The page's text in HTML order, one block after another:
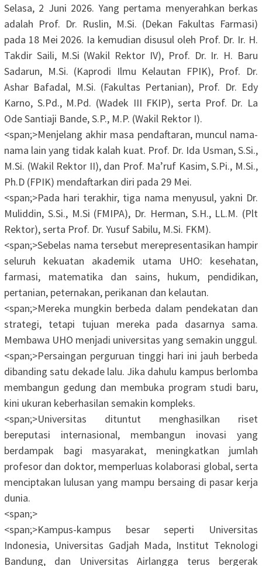
Selasa, 2 Juni 2026. Yang pertama menyerahkan berkas
adalah Prof. Dr. Ruslin, M.Si. (Dekan Fakultas Farmasi)
pada 18 Mei 2026. Ia kemudian disusul oleh Prof. Dr. Ir. H.
Takdir Saili, M.Si (Wakil Rektor IV), Prof. Dr. Ir. H. Baru
Sadarun, M.Si. (Kaprodi Ilmu Kelautan FPIK), Prof. Dr.
Ashar Bafadal, M.Si. (Fakultas Pertanian), Prof. Dr. Edy
Karno, S.Pd., M.Pd. (Wadek III FKIP), serta Prof. Dr. La
Ode Santiaji Bande, S.P., M.P. (Wakil Rektor I).
<span;>‎Menjelang akhir masa pendaftaran, muncul nama-
nama lain yang tidak kalah kuat. Prof. Dr. Ida Usman, S.Si.,
M.Si. (Wakil Rektor II), dan Prof. Ma’ruf Kasim, S.Pi., M.Si.,
Ph.D (FPIK) mendaftarkan diri pada 29 Mei.
<span;>‎Pada hari terakhir, tiga nama menyusul, yakni Dr.
Muliddin, S.Si., M.Si (FMIPA), Dr. Herman, S.H., LL.M. (Plt
Rektor), serta Prof. Dr. Yusuf Sabilu, M.Si. FKM).
<span;>‎Sebelas nama tersebut merepresentasikan hampir
seluruh kekuatan akademik utama UHO: kesehatan,
farmasi, matematika dan sains, hukum, pendidikan,
pertanian, peternakan, perikanan dan kelautan.
<span;>‎Mereka mungkin berbeda dalam pendekatan dan
strategi, tetapi tujuan mereka pada dasarnya sama.
Membawa UHO menjadi universitas yang semakin unggul.
<span;>‎Persaingan perguruan tinggi hari ini jauh berbeda
dibanding satu dekade lalu. Jika dahulu kampus berlomba
membangun gedung dan membuka program studi baru,
kini ukuran keberhasilan semakin kompleks.
<span;>‎Universitas dituntut menghasilkan riset
bereputasi internasional, membangun inovasi yang
berdampak bagi masyarakat, meningkatkan jumlah
profesor dan doktor, memperluas kolaborasi global, serta
menciptakan lulusan yang mampu bersaing di pasar kerja
dunia.
<span;>‎
<span;>‎Kampus-kampus besar seperti Universitas
Indonesia, Universitas Gadjah Mada, Institut Teknologi
Bandung, dan Universitas Airlangga terus bergerak